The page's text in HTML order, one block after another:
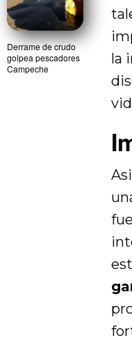
Derrame de crudo
golpea pescadores
Campeche
la